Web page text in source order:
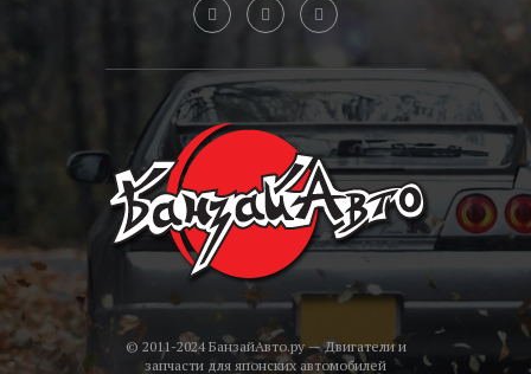
© 2011-2024 БанзайАвто.ру — Двигатели и
запчасти для японских автомобилей